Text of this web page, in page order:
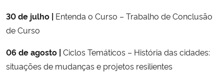
30 de julho | Entenda o Curso – Trabalho de Conclusão
de Curso
06 de agosto | Ciclos Temáticos – História das cidades:
situações de mudanças e projetos resilientes